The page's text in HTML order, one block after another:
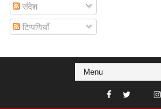
संदेश
टिप्पणियाँ